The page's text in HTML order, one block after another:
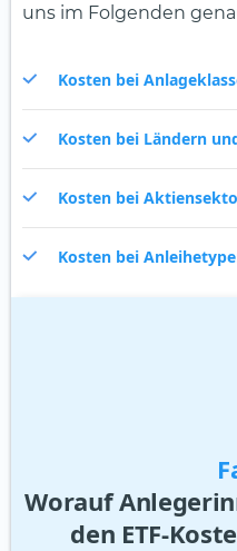
uns im Folgenden
Kosten bei
Kosten bei Ländern
Kosten bei
Kosten bei
Worauf
den ETF-